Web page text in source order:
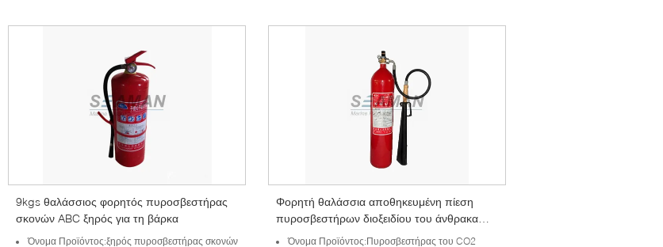
9kgs θαλάσσιος φορητός πυροσβεστήρας
σκονών ABC ξηρός για τη βάρκα
Όνομα Προϊόντος:ξηρός πυροσβεστήρας σκονών
Φορητή θαλάσσια αποθηκευμένη πίεση
πυροσβεστήρων διοξειδίου του άνθρακα
7KgsΌνομα Προϊόντος:Πυροσβεστήρας του CO2